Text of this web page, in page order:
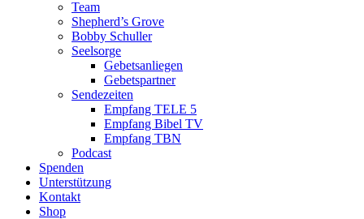
Team
Shepherd’s Grove
Bobby Schuller
Seelsorge
Gebetsanliegen
Gebetspartner
Sendezeiten
Empfang TELE 5
Empfang Bibel TV
Empfang TBN
Podcast
Spenden
Unterstützung
Kontakt
Shop